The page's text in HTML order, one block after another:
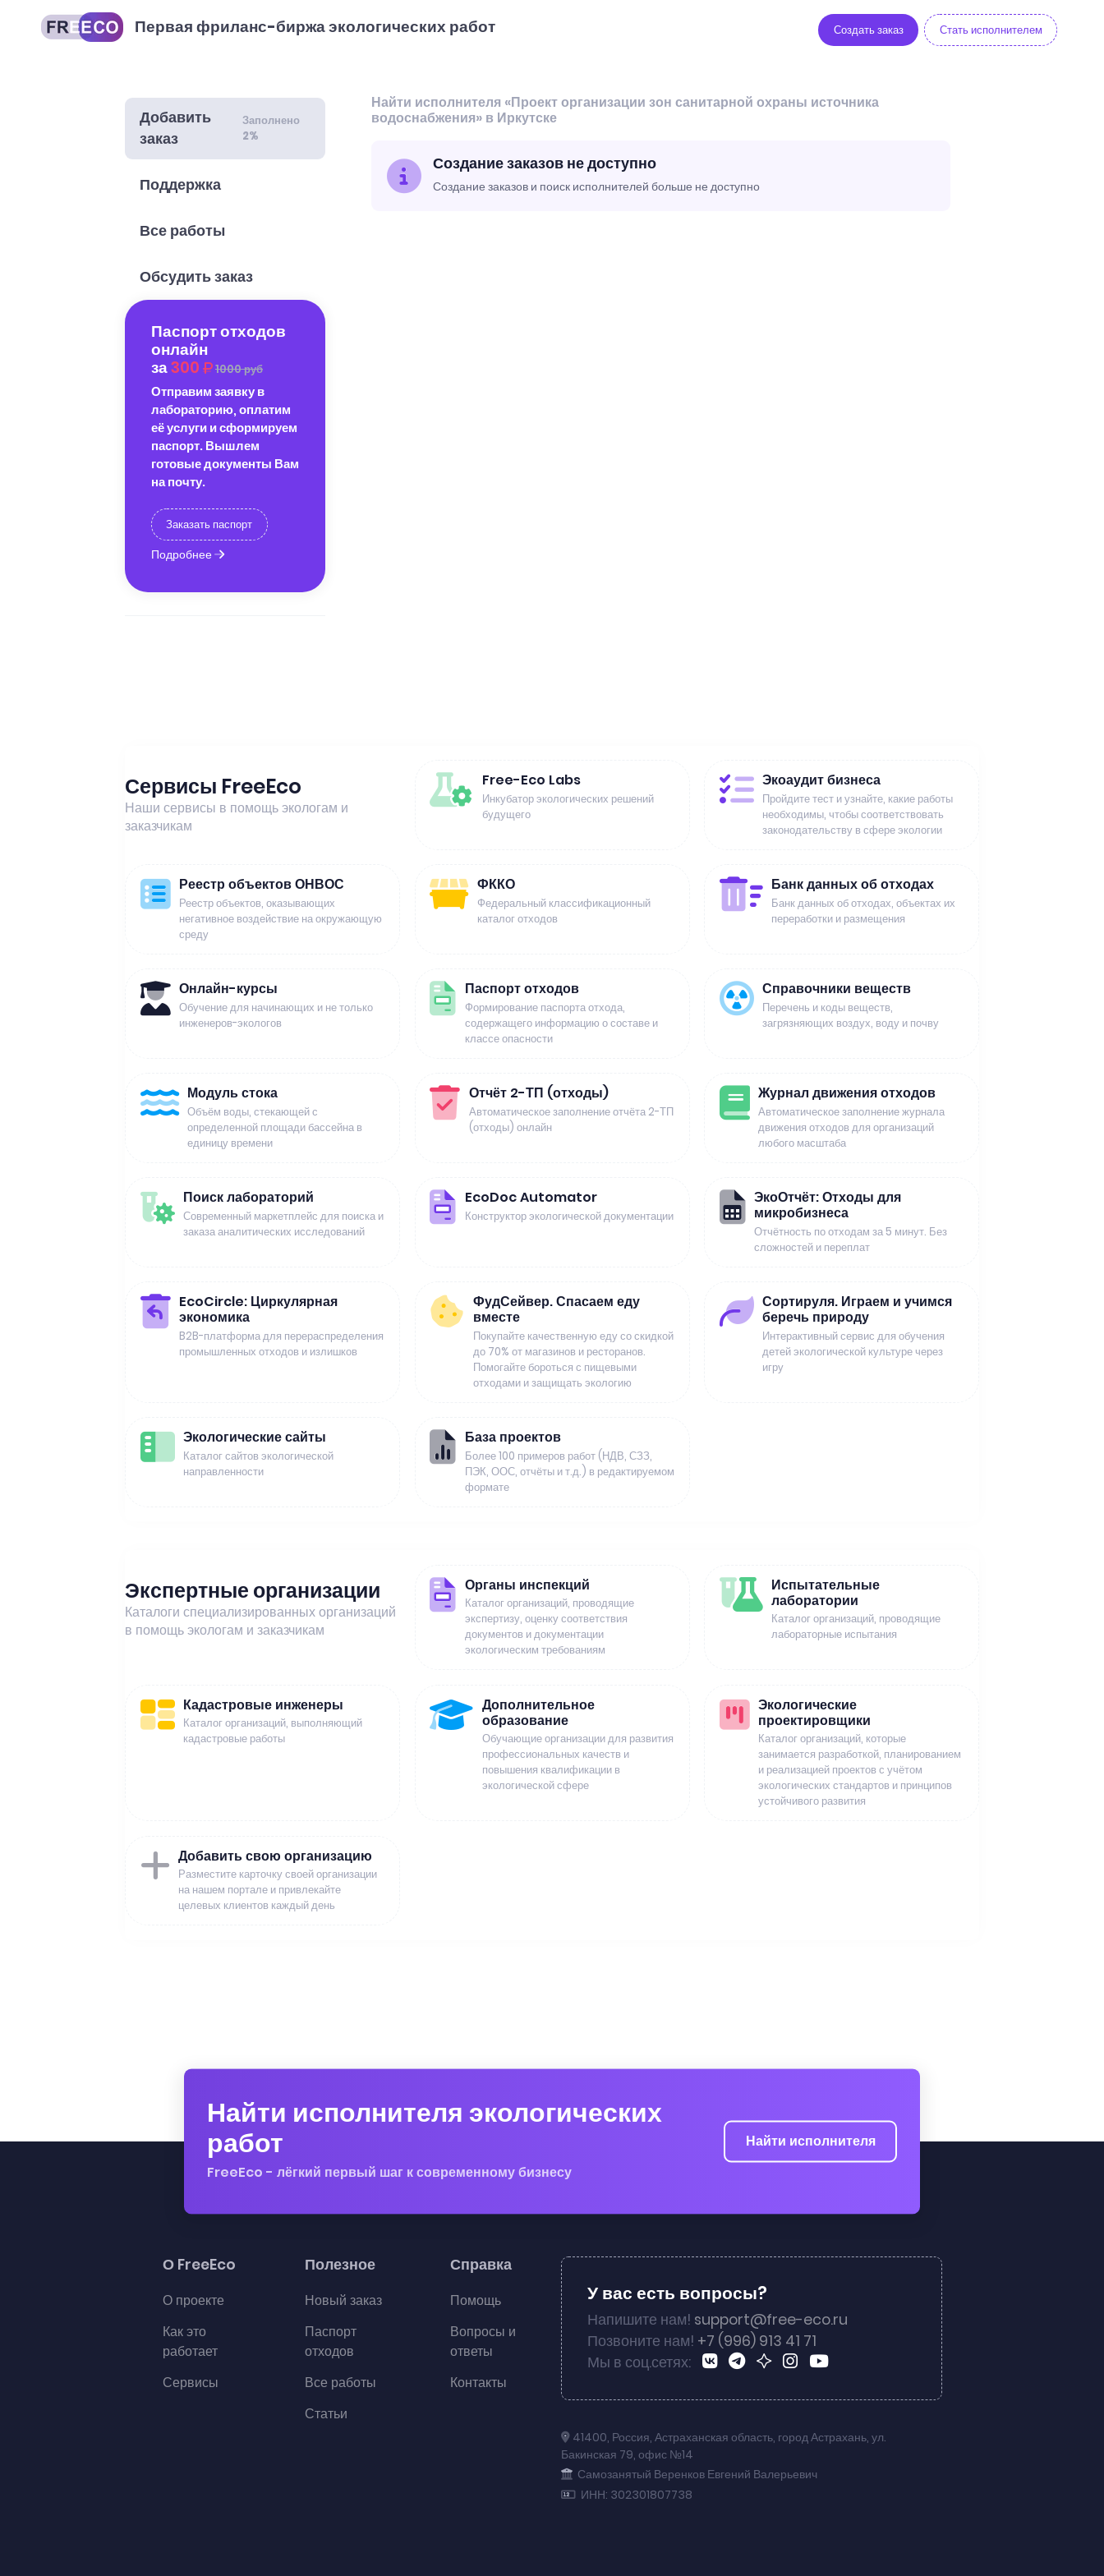
Первая фриланс-биржа экологических работ Создать заказ Стать исполнителем
Добавить
заказ
Заполнено
2%
Поддержка
Все работы
Обсудить заказ
Паспорт отходов
онлайн
за300 1000 руб
Отправим заявку в
лабораторию, оплатим
её услуги и сформируем
паспорт. Вышлем
готовые документы Вам
на почту.
Заказать паспорт
Подробнее
Найти исполнителя «Проект организации зон санитарной охраны источника
водоснабжения» в Иркутске
Создание заказов не доступно
Создание заказов и поиск исполнителей больше не доступно
Сервисы FreeEco
Наши сервисы в помощь экологам и
заказчикам
Free-Eco Labs
Инкубатор экологических решений
будущего
Экоаудит бизнеса
Пройдите тест и узнайте, какие работы
необходимы, чтобы соответствовать
законодательству в сфере экологии
Реестр объектов ОНВОС
Реестр объектов, оказывающих
негативное воздействие на окружающую
среду
ФККО
Федеральный классификационный
каталог отходов
Банк данных об отходах
Банк данных об отходах, объектах их
переработки и размещения
Онлайн-курсы
Обучение для начинающих и не только
инженеров-экологов
Паспорт отходов
Формирование паспорта отхода,
содержащего информацию о составе и
классе опасности
Справочники веществ
Перечень и коды веществ,
загрязняющих воздух, воду и почву
Модуль стока
Объём воды, стекающей с
определенной площади бассейна в
единицу времени
Отчёт 2-ТП (отходы)
Автоматическое заполнение отчёта 2-ТП
(отходы) онлайн
Журнал движения отходов
Автоматическое заполнение журнала
движения отходов для организаций
любого масштаба
Поиск лабораторий
Современный маркетплейс для поиска и
заказа аналитических исследований
EcoDoc Automator
Конструктор экологической документации
ЭкоОтчёт: Отходы для
микробизнеса
Отчётность по отходам за 5 минут. Без
сложностей и переплат
EcoCircle: Циркулярная
экономика
B2B-платформа для перераспределения
промышленных отходов и излишков
ФудСейвер. Спасаем еду
вместе
Покупайте качественную еду со скидкой
до 70% от магазинов и ресторанов.
Помогайте бороться с пищевыми
отходами и защищать экологию
Сортируля. Играем и учимся
беречь природу
Интерактивный сервис для обучения
детей экологической культуре через
игру
Экологические сайты
Каталог сайтов экологической
направленности
База проектов
Более 100 примеров работ (НДВ, СЗЗ,
ПЭК, ООС, отчёты и т.д.) в редактируемом
формате
Экспертные организации
Каталоги специализированных организаций
в помощь экологам и заказчикам
Органы инспекций
Каталог организаций, проводящие
экспертизу, оценку соответствия
документов и документации
экологическим требованиям
Испытательные
лаборатории
Каталог организаций, проводящие
лабораторные испытания
Кадастровые инженеры
Каталог организаций, выполняющий
кадастровые работы
Дополнительное
образование
Обучающие организации для развития
профессиональных качеств и
повышения квалификации в
экологической сфере
Экологические
проектировщики
Каталог организаций, которые
занимается разработкой, планированием
и реализацией проектов с учётом
экологических стандартов и принципов
устойчивого развития
Добавить свою организацию
Разместите карточку своей организации
на нашем портале и привлекайте
целевых клиентов каждый день
Найти исполнителя экологических
работ
FreeEco - лёгкий первый шаг к современному бизнесу
Найти исполнителя
О FreeEco
О проекте
Как это
работает
Сервисы
Полезное
Новый заказ
Паспорт
отходов
Все работы
Статьи
Справка
Помощь
Вопросы и
ответы
Контакты
У вас есть вопросы?
Напишите нам! support@free-eco.ru
Позвоните нам! +7 (996) 913 41 71
Мы в соц.сетях:
41400, Россия, Астраханская область, город Астрахань, ул.
Бакинская 79, офис №14
Самозанятый Веренков Евгений Валерьевич
ИНН: 302301807738